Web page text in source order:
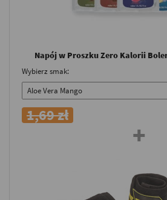
Napój w Proszku Zero Kalorii
Wybierz smak:
1,69 zł